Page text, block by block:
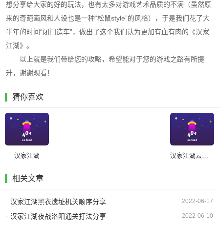
想分享给大家的好的玩法，也有太多对游戏艺术品质的不满（虽然原
来的奇葩画风和人设也是一种“松鼠style”的风格），于是我们花了大
半年的时间“闭门造车”，做出了这个我们认为更加有血有肉的《汉家
江湖》。
以上就是我们带给您的攻略，希望能对于您的游戏之路有所提
升，谢谢观看！
猜你喜欢
汉家江湖 汉家江湖云游四海
相关文章
2022-06-17
· 汉家江湖黑衣遗址机关顺序分享
2022-06-10
· 汉家江湖夜战洛阳通关打法分享